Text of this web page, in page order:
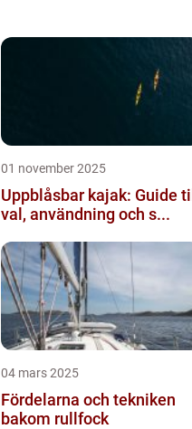
01 november 2025
Uppblåsbar kajak: Guide till
val, användning och s...
04 mars 2025
Fördelarna och tekniken
bakom rullfock